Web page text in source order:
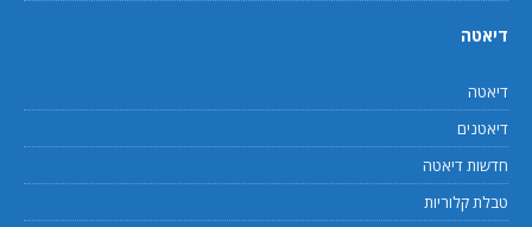
דיאטה
דיאטה
דיאטנים
חדשות דיאטה
טבלת קלוריות